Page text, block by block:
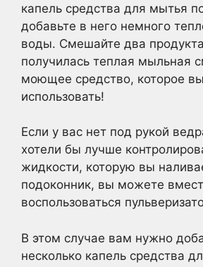
капель средства для мытья
добавьте в него немного
воды. Смешайте два
получилась теплая мыльная
моющее средство, которое
использовать!
Если у вас нет под рукой
хотели бы лучше
жидкости, которую вы
подоконник, вы можете
воспользоваться
В этом случае вам нужно
несколько капель средства